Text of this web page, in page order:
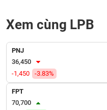
Xem cùng LPB
PNJ
36,450
-1,450
-3.83%
FPT
70,700
TRUYỀN